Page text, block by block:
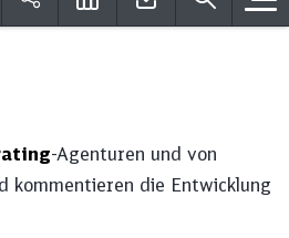
-Agenturen und von
kommentieren die Entwicklung